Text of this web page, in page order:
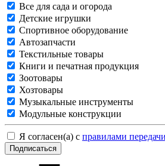
Все для сада и огорода
Детские игрушки
Спортивное оборудование
Автозапчасти
Текстильные товары
Книги и печатная продукция
Зоотовары
Хозтовары
Музыкальные инструменты
Модульные конструкции
Я согласен(а) с правилами
Подписаться